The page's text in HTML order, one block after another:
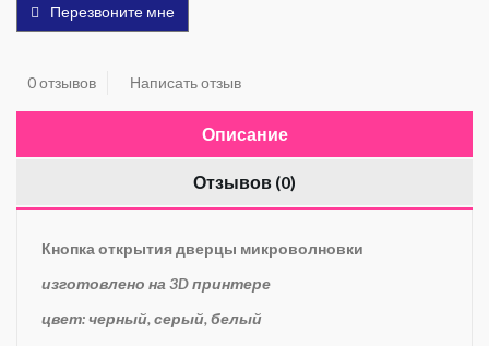
Перезвоните мне
0 отзывов Написать отзыв
Описание
Отзывов (0)
Кнопка открытия дверцы микроволновки
изготовлено на 3D принтере
цвет: черный, серый, белый